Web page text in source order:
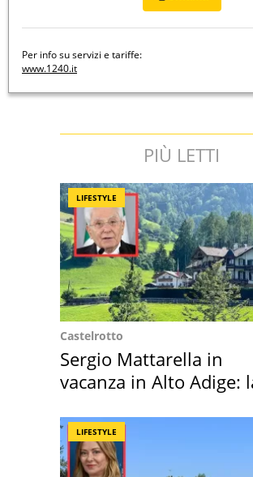
Per info su servizi e tariffe:
www.1240.it
PIÙ LETTI
LIFESTYLE
Castelrotto
Sergio Mattarella in
vacanza in Alto Adige:
LIFESTYLE